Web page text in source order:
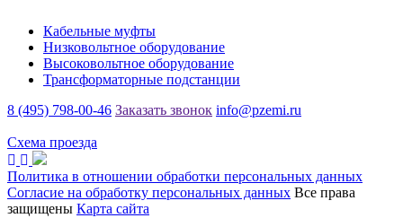
Кабельные муфты
Низковольтное оборудование
Высоковольтное оборудование
Трансформаторные подстанции
8 (495) 798-00-46 Заказать звонок info@pzemi.ru
Схема проезда
Политика в отношении обработки персональных данных
Согласие на обработку персональных данных Все права
защищены Карта сайта